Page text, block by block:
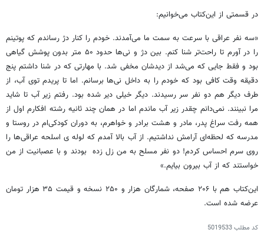
در قسمتی از این‌کتاب می‌خوانیم:
«سه نفر عراقی با سرعت به سمت ما می‌آمدند. خودم را کنار دژ رساندم که پوتینم
را در آورم تا راحت‌تر شنا کنم. بین دژ و نی‌ها حدود ۵۰ متر بدون پوشش گیاهی
بود و فقط جایی که می‌شد از دیدشان مخفی شد. با مهارتی که در شنا داشتم پنج
دقیقه وقت کافی بود که خودم را به داخل نی‌ها برسانم. اما تا پریدم توی آب، از
طرف دیگر هم دو نفر سر رسیدند. دیگر خیلی دیر شده بود. رفتم زیر آب تا شاید
مرا نبینند. نمی‌دانم چقدر زیر آب ماندم اما در همان چند ثانیه رشته افکارم اول از
همه رفت سراغ پدر، مادر و هشت برادر و خواهرم، به دوران کودکی‌ام در روستا و
مدرسه که لحظه‌ای آرامش نداشتیم. از آب بالا آمدم که لوله ی اسلحه عراقی‌ها را
روی سرم احساس کردم! دو نفر مسلح به من زل زده بودند و با عصبانیت از من
خواستند که از آب بیرون بیایم.»
این‌کتاب هم با ۲۰۶ صفحه، شمارگان هزار و ۲۵۰ نسخه و قیمت ۳۵ هزار تومان
عرضه شده است.
کد مطلب5019533